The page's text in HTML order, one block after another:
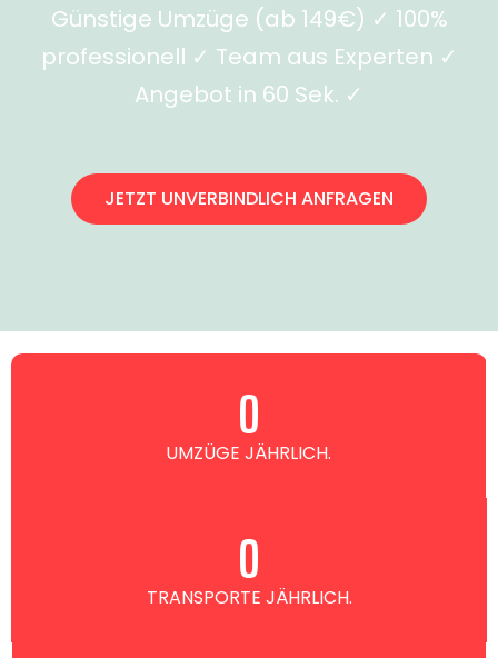
Günstige Umzüge (ab 149€) ✓ 100%
professionell ✓ Team aus Experten ✓
Angebot in 60 Sek. ✓
JETZT UNVERBINDLICH ANFRAGEN
UMZÜGE JÄHRLICH.
0
TRANSPORTE JÄHRLICH.
0